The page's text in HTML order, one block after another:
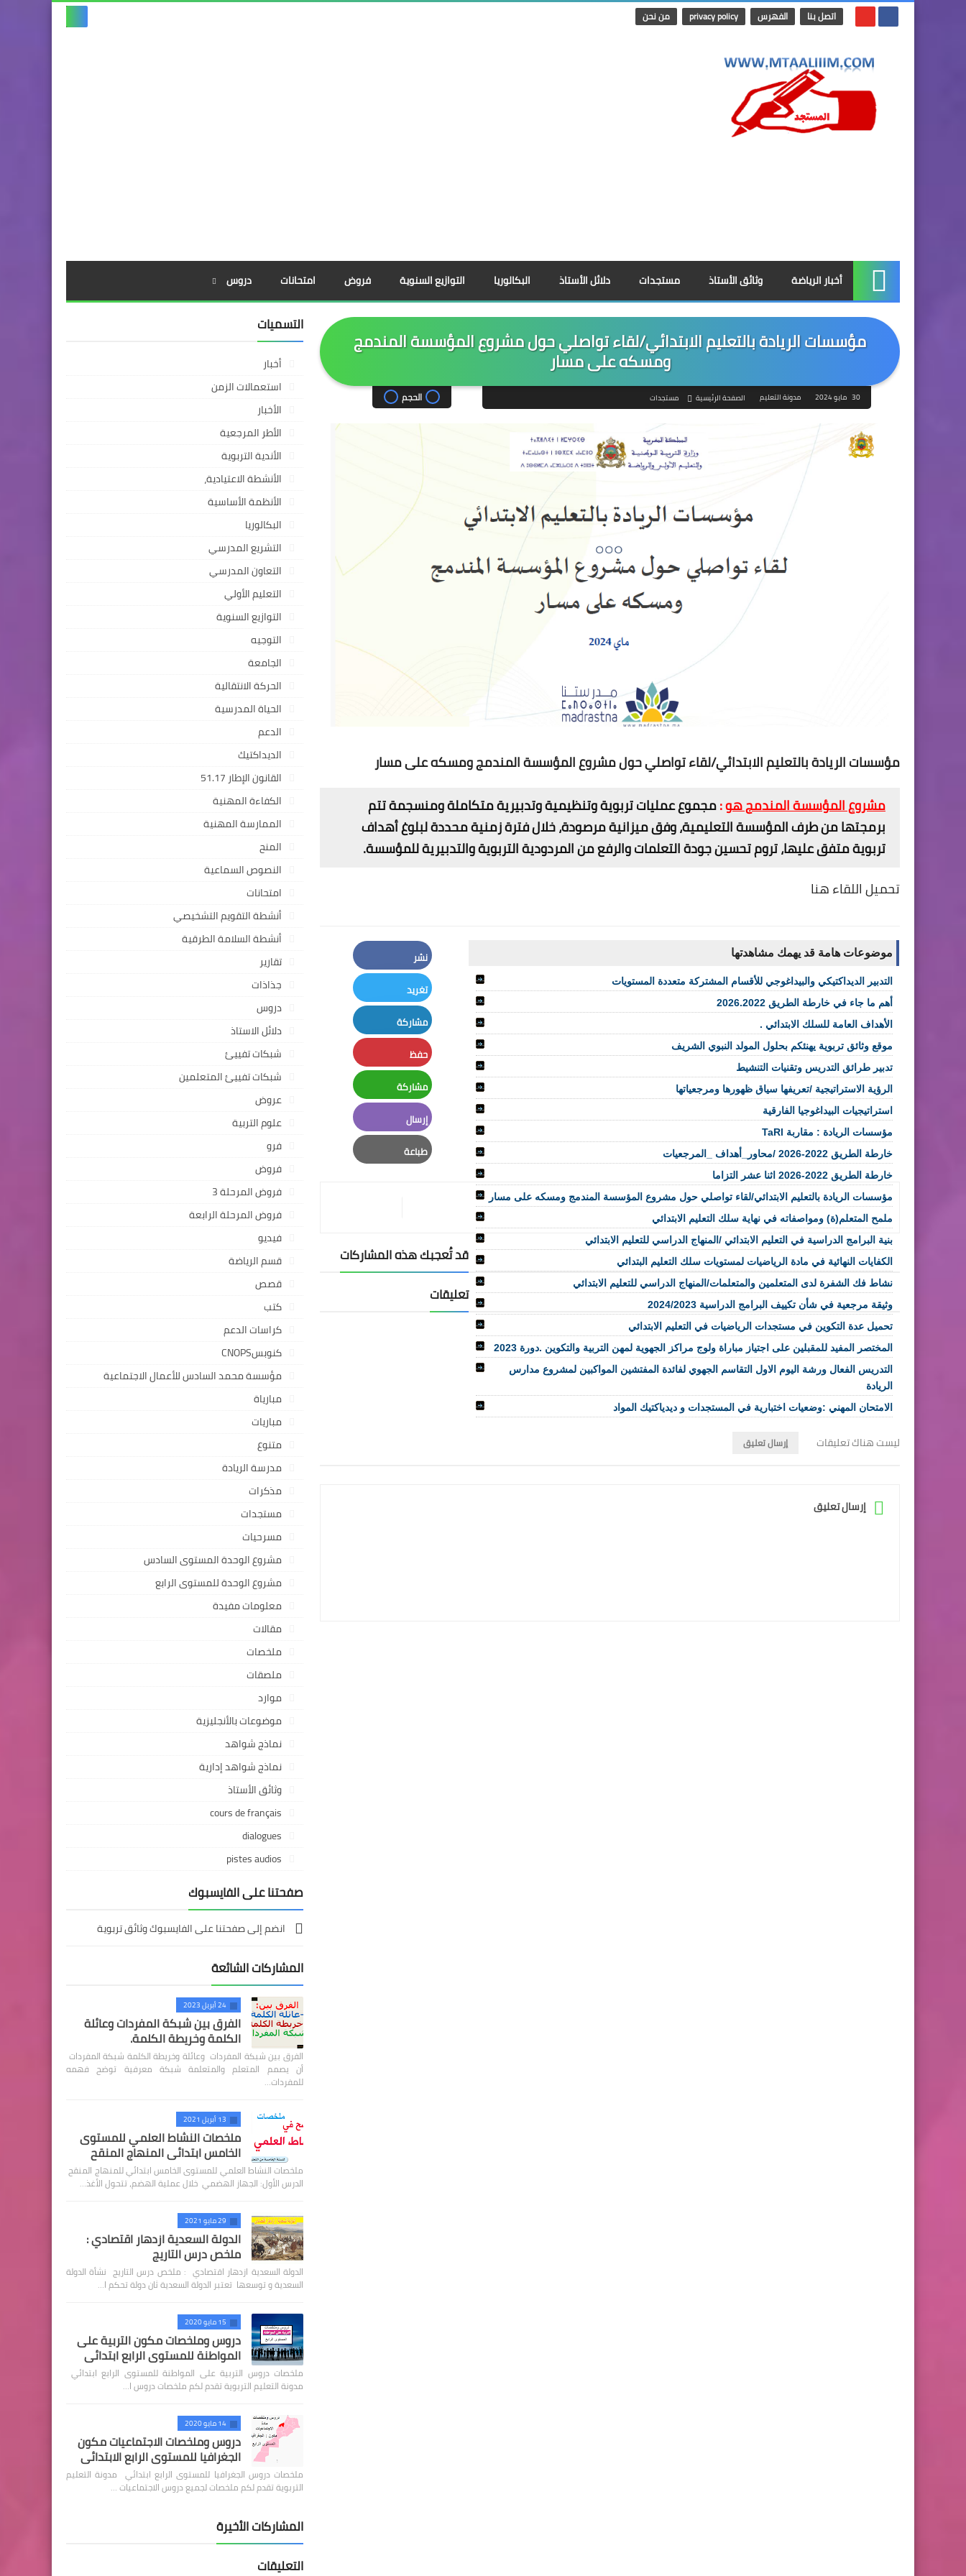
اتصل بنا الفهرس privacy policy من نحن
الرئيسية
أخبار الرياضة وثائق الأستاذ مستجدات دلائل الأستاذ البكالوريا التوازيع السنوية فروض امتحانات دروس
مؤسسات الريادة بالتعليم الابتدائي/لقاء تواصلي حول مشروع المؤسسة المندمج
ومسكه على مسار
30 مايو 2024 مدونة التعليم الصفحة الرئيسية مستجدات الحجم
مؤسسات الريادة بالتعليم الابتدائي/لقاء تواصلي حول مشروع المؤسسة المندمج ومسكه على مسار
مشروع المؤسسة المندمج هو:مجموع عمليات تربوية وتنظيمية وتدبيرية متكاملة ومنسجمة تتم
برمجتها من طرف المؤسسة التعليمية، وفق ميزانية مرصودة، خلال فترة زمنية محددة لبلوغ أهداف
تربوية متفق عليها، تروم تحسين جودة التعلمات والرفع من المردودية التربوية والتدبيرية للمؤسسة.
تحميل اللقاء هنا
موضوعات هامة قد يهمك مشاهدتها
التدبير الديداكتيكي والبيداغوجي للأقسام المشتركة متعددة المستويات
أهم ما جاء في خارطة الطريق 2026.2022
الأهداف العامة للسلك الابتدائي .
موقع وثائق تربوية يهنئكم بحلول المولد النبوي الشريف
تدبير طرائق التدريس وتقنيات التنشيط
الرؤية الاستراتيجية /تعريفها سياق ظهورها ومرجعياتها
استراتيجيات البيداغوجيا الفارقية
مؤسسات الريادة : مقاربة TaRl
خارطة الطريق 2022-2026 /محاور_أهداف _المرجعيات
خارطة الطريق 2022-2026 اثنا عشر التزاما
مؤسسات الريادة بالتعليم الابتدائي/لقاء تواصلي حول مشروع المؤسسة المندمج ومسكه على مسار
ملمح المتعلم(ة) ومواصفاته في نهاية سلك التعليم الابتدائي
بنية البرامج الدراسية في التعليم الابتدائي /المنهاج الدراسي للتعليم الابتدائي
الكفايات النهائية في مادة الرياضيات لمستويات سلك التعليم البتدائي
نشاط فك الشفرة لدى المتعلمين والمتعلمات/المنهاج الدراسي للتعليم الابتدائي
وثيقة مرجعية في شأن تكييف البرامج الدراسية 2024/2023
تحميل عدة التكوين في مستجدات الرياضيات في التعليم الابتدائي
المختصر المفيد للمقبلين على اجتياز مباراة ولوج مراكز الجهوية لمهن التربية والتكوين .دورة 2023
التدريس الفعال ورشة اليوم الاول التقاسم الجهوي لفائدة المفتشين المواكبين لمشروع مدارس
الريادة
الامتحان المهني :وضعيات اختبارية في المستجدات و ديدياكتيك المواد
نشر
Facebook
تغريد
Twitter
مشاركة
LinkedIn
حفظ
Pinterest
مشاركة
Whatsapp
إرسال
Email
طباعة
قد تُعجبك هذه المشاركات
تعليقات
ليست هناك تعليقات إرسال تعليق
إرسال تعليق
التسميات
أخبار
استعمالات الزمن
الأخبار
الأطر المرجعية
الأندية التربوية
الأنشطة الاعتيادية،
الأنظمة الأساسية
البكالوريا
التشريع المدرسي
التعاون المدرسي
التعليم الأولي
التوازيع السنوية
التوجيه
الجامعة
الحركة الانتقالية
الحياة المدرسية
الدعم
الديداكتيك
القانون الإطار 51.17
الكفاءة المهنية
الممارسة المهنية
المنح
النصوص السماعية
امتحانات
أنشطة التقويم التشخيصي
أنشطة السلامة الطرقية
تقارير
جذاذات
دروس
دلائل الاستاذ
شبكات تفييئ
شبكات تفييئ المتعلمين
عروض
علوم التربية
فرو
فروض
فروض المرحلة 3
فروض المرحلة الرابعة
فيديو
قسم الرياضة
قصص
كتب
كراسات الدعم
كنوبسCNOPS
مؤسسة محمد السادس للأعمال الاجتماعية
مبارياة
مباريات
متنوع
مدرسة الريادة
مذكرات
مستجدات
مسرحيات
مشروع الوحدة المستوى السادس
مشروع الوحدة للمستوى الرابع
معلومات مفيدة
مقالات
ملخصات
ملصقات
موارد
موضوعات بالأنجليزية
نماذج شواهد
نماذج شواهد إدارية
وثائق الأستاذ
cours de français
dialogues
pistes audios
صفحتنا على الفايسبوك
انضم إلى صفحتنا على الفايسبوك وثائق تربوية
المشاركات الشائعة
24 أبريل 2023
الفرق بين شبكة المفردات وعائلة
الكلمة وخريطة الكلمة.
الفرق بين شبكة المفردات وعائلة وخريطة الكلمة شبكة المفردات
أن يصمم المتعلم والمتعلمة شبكة معرفية توضح فهمه
للمفردات…
13 أبريل 2021
ملخصات النشاط العلمي للمستوى
الخامس ابتدائي المنهاج المنقح
ملخصات النشاط العلمي للمستوى الخامس ابتدائي للمنهاج المنقح
الدرس الأول: الجهاز الهضمي خلال عملية الهضم، تتحول الأغذ…
29 مايو 2021
الدولة السعدية ازدهار اقتصادي :
ملخص درس التاريج
الدولة السعدية ازدهار اقتصادي : ملخص درس التاريج نشأة الدولة
السعدية و توسعها تعتبر الدولة السعدية ثان دولة تحكم ا…
15 مايو 2020
دروس وملخصات مكون التربية على
المواطنة للمستوى الرابع ابتدائي
ملخصات دروس التربية على المواطنة للمستوى الرابع ابتدائي
مدونة التعليم التربوية تقدم لكم ملخصات دروس ا…
14 مايو 2020
دروس وملخصات الاجتماعيات مكون
الجغرافيا للمستوى الرابع الابتدائي
ملخصات دروس الجغرافيا للمستوى الرابع ابتدائي مدونة التعليم
التربوية تقدم لكم ملخصات لجميع دروس الاجتماعيات …
المشاركات الأخيرة
التعليقات